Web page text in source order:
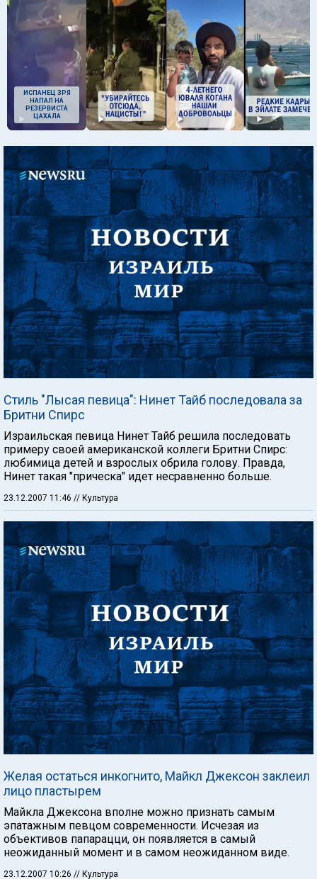
ИСПАНЕЦ ЗРЯ
НАПАЛ НА
РЕЗЕРВИСТА
ЦАХАЛА
Стиль "Лысая певица": Нинет Тайб последовала за
Бритни Спирс
Израильская певица Нинет Тайб решила последовать
примеру своей американской коллеги Бритни Спирс:
любимица детей и взрослых обрила голову. Правда,
Нинет такая "прическа" идет несравненно больше.
23.12.2007 11:46 // Культура
Желая остаться инкогнито, Майкл Джексон заклеил
лицо пластырем
Майкла Джексона вполне можно признать самым
эпатажным певцом современности. Исчезая из
объективов папарацци, он появляется в самый
неожиданный момент и в самом неожиданном виде.
23.12.2007 10:26 // Культура